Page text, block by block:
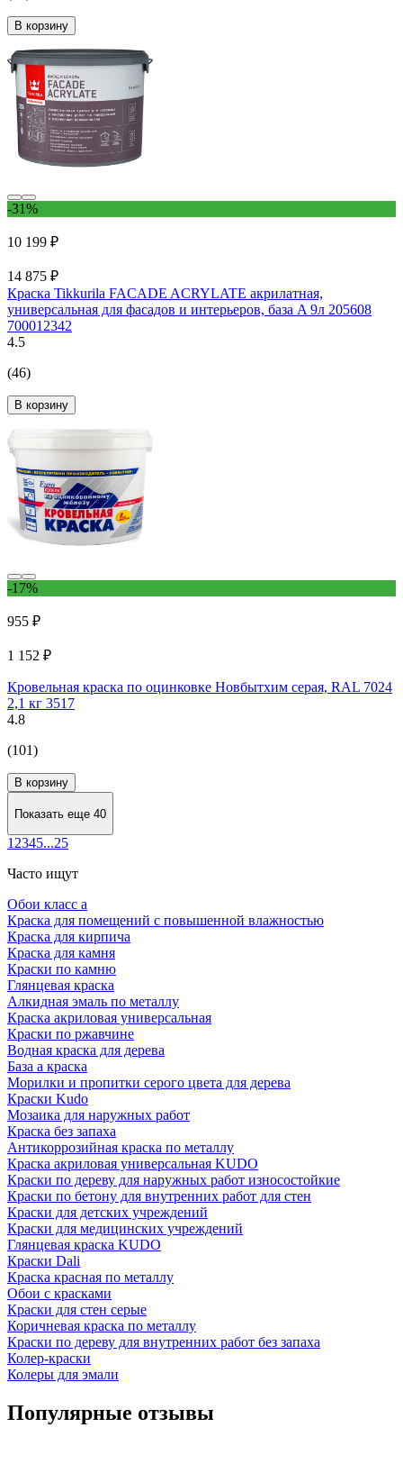
В корзину
-31%
10 199 ₽
14 875 ₽
Краска Tikkurila FACADE ACRYLATE акрилатная,
универсальная для фасадов и интерьеров, база A 9л 205608
700012342
4.5
(46)
В корзину
-17%
955 ₽
1 152 ₽
Кровельная краска по оцинковке Новбытхим серая, RAL 7024
2,1 кг 3517
4.8
(101)
В корзину
Показать еще 40
1 2345...25
Часто ищут
Обои класс а
Краска для помещений с повышенной влажностью
Краска для кирпича
Краска для камня
Краски по камню
Глянцевая краска
Алкидная эмаль по металлу
Краска акриловая универсальная
Краски по ржавчине
Водная краска для дерева
База а краска
Морилки и пропитки серого цвета для дерева
Краски Kudo
Мозаика для наружных работ
Краска без запаха
Антикоррозийная краска по металлу
Краска акриловая универсальная KUDO
Краски по дереву для наружных работ износостойкие
Краски по бетону для внутренних работ для стен
Краски для детских учреждений
Краски для медицинских учреждений
Глянцевая краска KUDO
Краски Dali
Краска красная по металлу
Обои с красками
Краски для стен серые
Коричневая краска по металлу
Краски по дереву для внутренних работ без запаха
Колер-краски
Колеры для эмали
Популярные отзывы